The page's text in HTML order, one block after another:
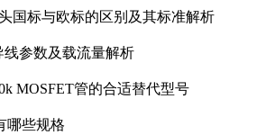
国标与欧标的区别及其标准解析
线参数及载流量解析
MOSFET管的合适替代型号
哪些规格